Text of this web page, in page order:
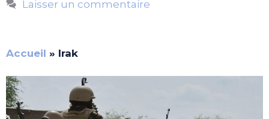
Laisser un commentaire
Accueil » Irak